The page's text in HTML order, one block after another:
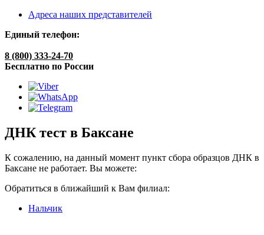
Адреса наших представителей
Единый телефон:
8 (800) 333-24-70
Бесплатно по России
ДНК тест в Баксане
К сожалению, на данный момент пункт сбора образцов ДНК в
Баксане не работает. Вы можете:
Обратиться в ближайший к Вам филиал:
Нальчик